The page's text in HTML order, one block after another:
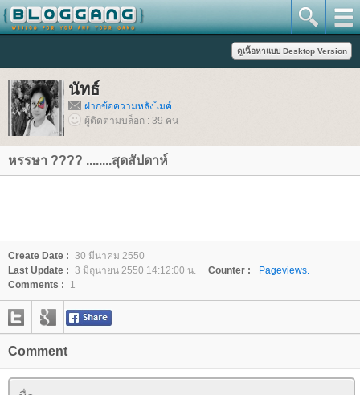
นัทธ์
ฝากข้อความหลังไมค์
ผู้ติดตามบล็อก : 39 คน
หรรษา ???? ........สุดสัปดาห์
Create Date : 30 มีนาคม 2550
Last Update : 3 มิถุนายน 2550 14:12:00 น. Counter :
Pageviews.
Comments :
1
Comment